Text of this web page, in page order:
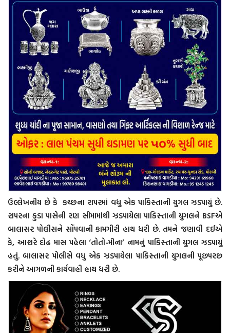
ઉલ્લેખનીય છે કે કચ્છના રાપરમાં વધુ એક પાકિસ્તાની યુગલ ઝડપાયું છે.
રાપરના કુડા પાસેની રણ સીમામાંથી ઝડપાયેલા પાકિસ્તાની યુગલને BSFએ
બાલાસર પોલીસને સોંપવાની કામગીરી હાથ ધરી છે. તમને જણાવી દઈએ
કે, આશરે દોઢ માસ પહેલા ‘તોતો-મીના’ નામનું પાકિસ્તાની યુગલ ઝડપાયું
હતું. બાલાસર પોલીસે વધુ એક ઝડપાયેલા પાકિસ્તાની યુગલની પૂછપરછ
કરીને આગળની કાર્યવાહી હાથ ધરી છે.